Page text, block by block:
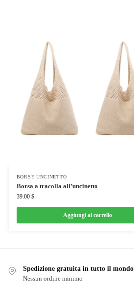
BORSE UNCINETTO
Borsa a tracolla all’uncinetto
39.00 $
Aggiungi al carrello
Spedizione gratuita in tutto il mondo
Nessun ordine minimo